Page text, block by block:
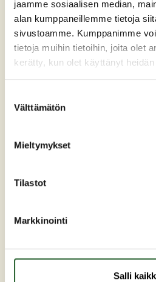
jaamme sosiaalisen median,
alan kumppaneillemme tietoja
sivustoamme. Kumppanimme
tietoja muihin tietoihin, joita olet
kerätty, kun olet käyttänyt heidän
valinta
Välttämätön
Mieltymykset
Tilastot
Markkinointi
Salli
Asuminen ja